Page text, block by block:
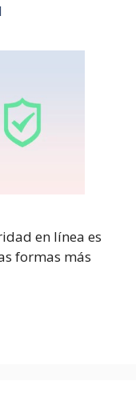
en línea es
formas más